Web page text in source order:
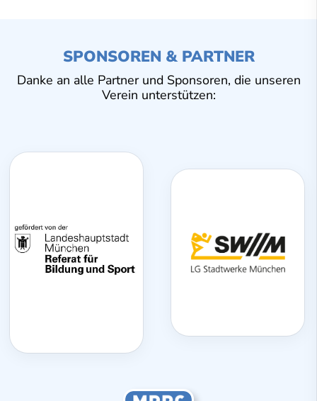
SPONSOREN & PARTNER
Danke an alle Partner und Sponsoren, die unseren
Verein unterstützen: